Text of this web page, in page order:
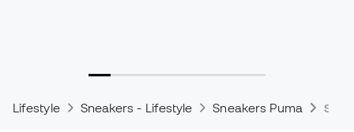
Lifestyle Sneakers - Lifestyle Sneakers Puma